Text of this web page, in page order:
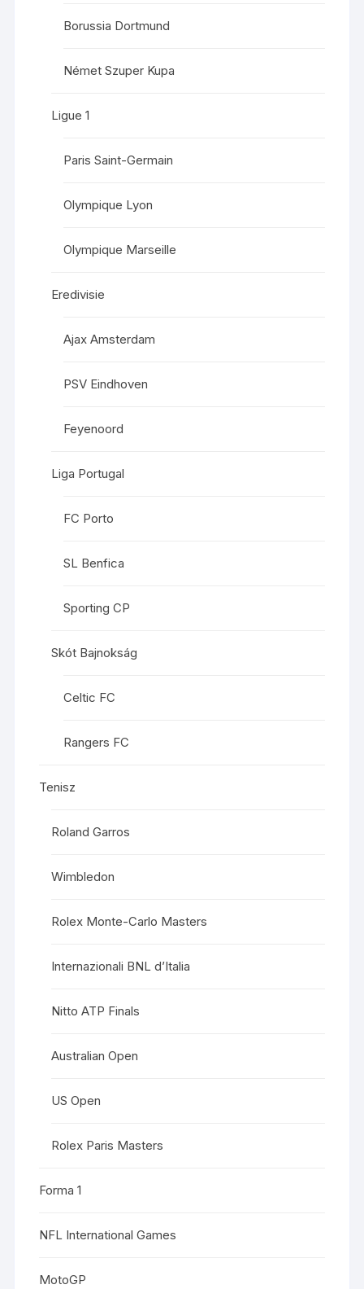
Borussia Dortmund
Német Szuper Kupa
Ligue 1
Paris Saint-Germain
Olympique Lyon
Olympique Marseille
Eredivisie
Ajax Amsterdam
PSV Eindhoven
Feyenoord
Liga Portugal
FC Porto
SL Benfica
Sporting CP
Skót Bajnokság
Celtic FC
Rangers FC
Tenisz
Roland Garros
Wimbledon
Rolex Monte-Carlo Masters
Internazionali BNL d’Italia
Nitto ATP Finals
Australian Open
US Open
Rolex Paris Masters
Forma 1
NFL International Games
MotoGP